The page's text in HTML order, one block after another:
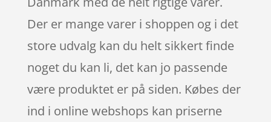
Der er mange varer i shoppen og i det
store udvalg kan du helt sikkert finde
noget du kan li, det kan jo passende
være produktet er på siden. Købes der
ind i online webshops kan priserne